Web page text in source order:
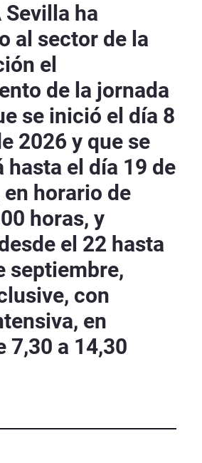
Sevilla ha
al sector de la
el
de la jornada
se inició el día 8
2026 y que se
hasta el día 19 de
en horario de
horas, y
el 22 hasta
septiembre,
con
en
7,30 a 14,30